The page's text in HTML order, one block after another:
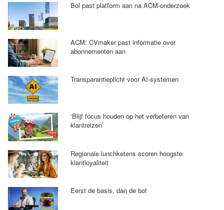
Bol past platform aan na ACM-onderzoek
ACM: CVmaker past informatie over
abonnementen aan
Transparantieplicht voor AI-systemen
‘Blijf focus houden op het verbeteren van
klantreizen’
Regionale lunchketens scoren hoogste
klantloyaliteit
Eerst de basis, dan de bot